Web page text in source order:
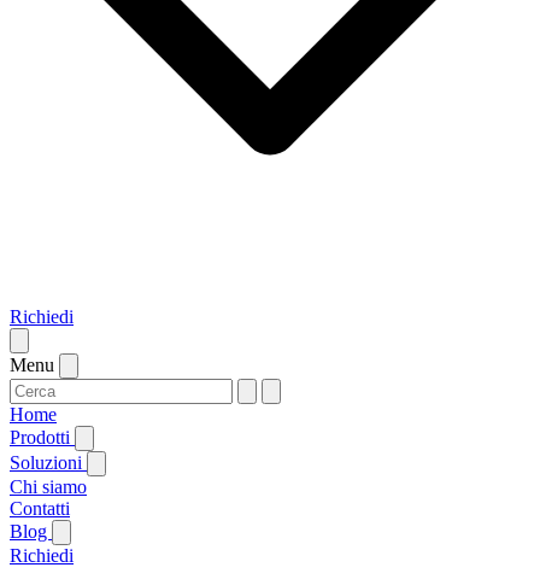
Richiedi
Menu
Home
Prodotti
Soluzioni
Chi siamo
Contatti
Blog
Richiedi